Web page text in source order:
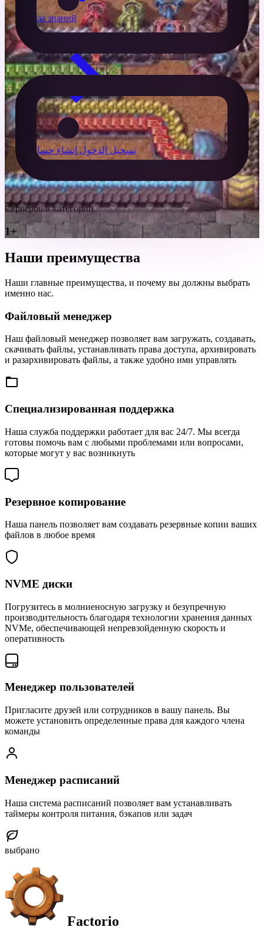
База знаний
تسجيل الدخولإنشاء حساب
Серверов в категории
1+
Наши преимущества
Наши главные преимущества, и почему вы должны выбрать
именно нас.
Файловый менеджер
Наш файловый менеджер позволяет вам загружать, создавать,
скачивать файлы, устанавливать права доступа, архивировать
и разархивировать файлы, а также удобно ими управлять
Специализированная поддержка
Наша служба поддержки работает для вас 24/7. Мы всегда
готовы помочь вам с любыми проблемами или вопросами,
которые могут у вас возникнуть
Резервное копирование
Наша панель позволяет вам создавать резервные копии ваших
файлов в любое время
NVME диски
Погрузитесь в молниеносную загрузку и безупречную
производительность благодаря технологии хранения данных
NVMe, обеспечивающей непревзойденную скорость и
оперативность
Менеджер пользователей
Пригласите друзей или сотрудников в вашу панель. Вы
можете установить определенные права для каждого члена
команды
Менеджер расписаний
Наша система расписаний позволяет вам устанавливать
таймеры контроля питания, бэкапов или задач
выбрано
Factorio